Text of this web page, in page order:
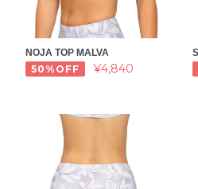
NOJA TOP MALVA
50%OFF ¥4,840